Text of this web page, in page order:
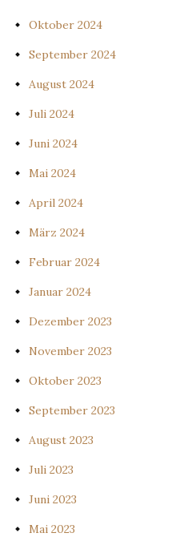
Oktober 2024
September 2024
August 2024
Juli 2024
Juni 2024
Mai 2024
April 2024
März 2024
Februar 2024
Januar 2024
Dezember 2023
November 2023
Oktober 2023
September 2023
August 2023
Juli 2023
Juni 2023
Mai 2023